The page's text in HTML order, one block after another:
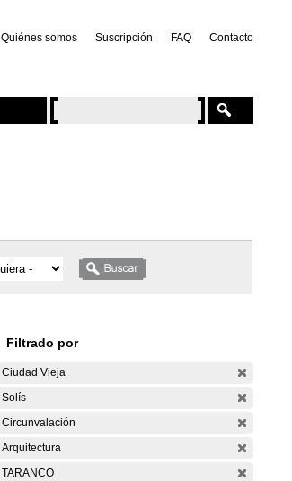
Quiénes somos Suscripción FAQ Contacto
Filtrado por
Ciudad Vieja
Solís
Circunvalación
Arquitectura
TARANCO